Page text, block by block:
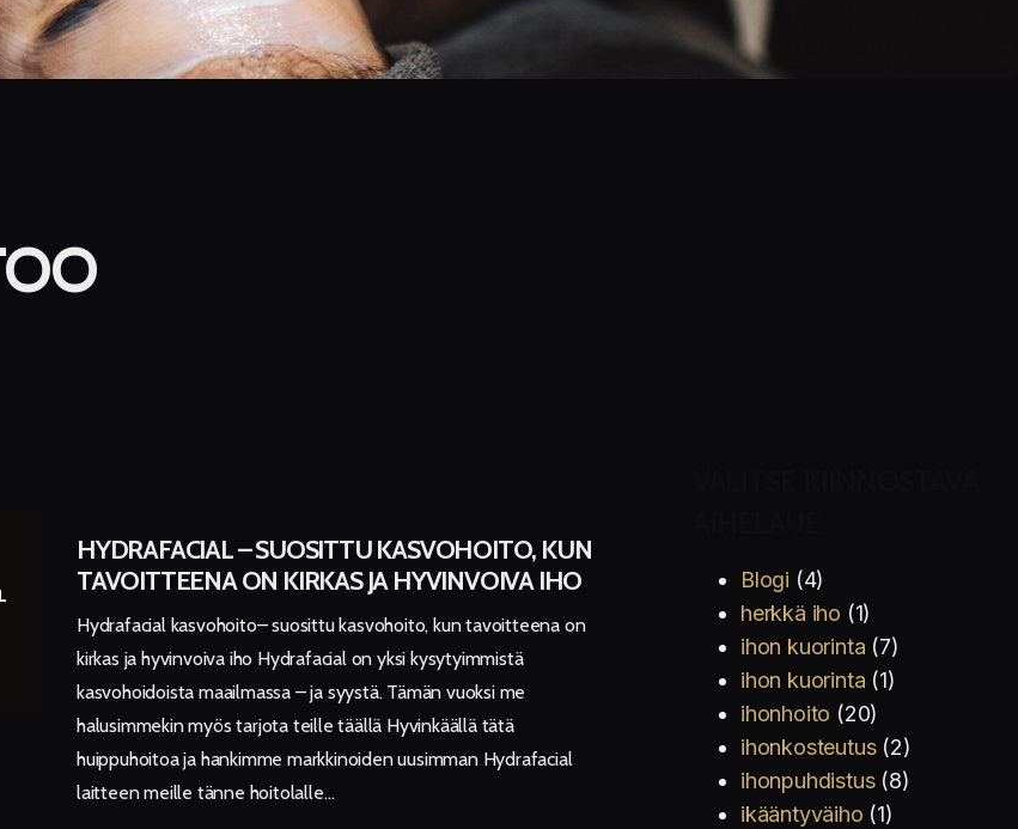
HYDRAFACIAL – SUOSITTU KASVOHOITO, KUN
TAVOITTEENA ON KIRKAS JA HYVINVOIVA IHO
Hydrafacial kasvohoito– suosittu kasvohoito, kun tavoitteena on
kirkas ja hyvinvoiva iho Hydrafacial on yksi kysytyimmistä
kasvohoidoista maailmassa – ja syystä. Tämän vuoksi me
halusimmekin myös tarjota teille täällä Hyvinkäällä tätä
huippuhoitoa ja hankimme markkinoiden uusimman Hydrafacial
laitteen meille tänne hoitolalle…
Blogi (4)
herkkä iho (1)
ihon kuorinta (7)
ihon kuorinta (1)
ihonhoito (20)
ihonkosteutus(2)
ihonpuhdistus(8)
ikääntyväiho (1)